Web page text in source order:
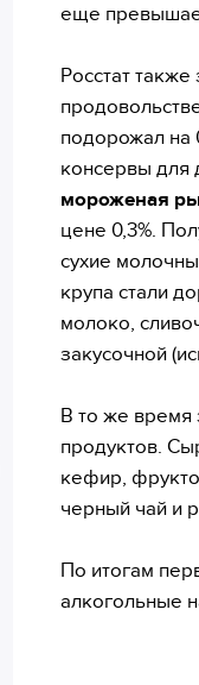
еще
Росстат
подорожал на
консервы для
мороженая
цене 0,3%.
сухие
крупа стали
молоко,
закусочной
В то же время
продуктов.
кефир,
черный чай и
По итогам
алкогольные